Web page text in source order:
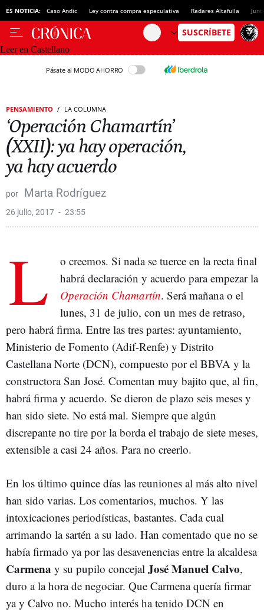
ES NOTICIA: Caso Andic Ley contra compra especulativa Radares Altafulla
Leer en Castellano
Pásate al MODO AHORRO
PENSAMIENTO LA COLUMNA
‘Operación Chamartín’
(XXII): ya hay operación,
ya hay acuerdo
Marta Rodríguez
26 julio, 2017 23:55
L
o creemos. Si nada se tuerce en la recta final
habrá declaración y acuerdo para empezar la
Operación Chamartín. Será mañana o el
lunes, 31 de julio, con un mes de retraso,
pero habrá firma. Entre las tres partes: ayuntamiento,
Ministerio de Fomento (Adif-Renfe) y Distrito
Castellana Norte (DCN), compuesto por el BBVA y la
constructora San José. Comentan muy bajito que, al fin,
habrá firma y acuerdo. Se dieron de plazo seis meses y
han sido siete. No está mal. Siempre que algún
discrepante no tire por la borda el trabajo de siete meses,
extensible a casi 24 años. Para no creerlo.
En los último quince días las reuniones al más alto nivel
han sido varias. Los comentarios, muchos. Y las
intoxicaciones periodísticas, bastantes. Cada cual
arrimando la sartén a su lado. Han comentado que no se
había firmado ya por las desavenencias entre la alcaldesa
Carmena y su pupilo concejal José Manuel Calvo,
duro a la hora de negociar. Que Carmena quería firmar
ya y Calvo no. Mucho interés ha tenido DCN en